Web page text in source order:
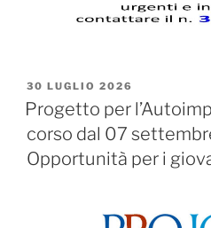
PUBBLICATO
IL
30 LUGLIO 2026
Progetto per
corso dal 07
Opportunità per i